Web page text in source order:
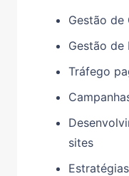
Gestão de
Gestão de
Tráfego
sites